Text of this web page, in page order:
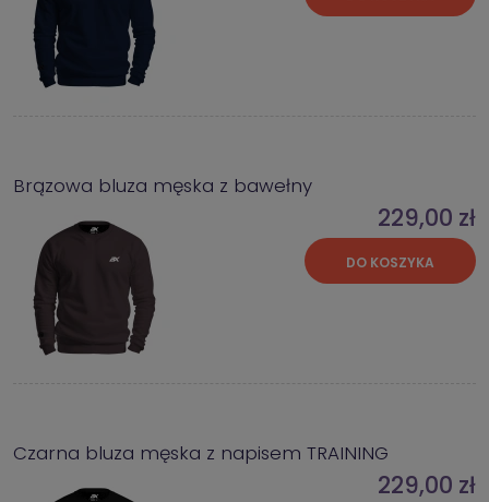
Brązowa bluza męska z bawełny
229,00 zł
DO KOSZYKA
Czarna bluza męska z napisem TRAINING
229,00 zł